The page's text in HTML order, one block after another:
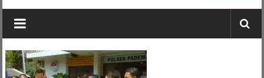
BERANI
DAN
KRISTIS